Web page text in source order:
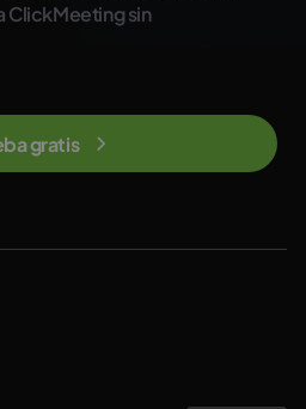
ClickMeeting sin
gratis